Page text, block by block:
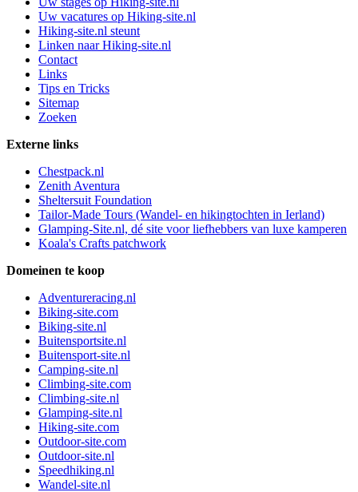
Uw vacatures op Hiking-site.nl
Hiking-site.nl steunt
Linken naar Hiking-site.nl
Contact
Links
Tips en Tricks
Sitemap
Zoeken
Externe links
Chestpack.nl
Zenith Aventura
Sheltersuit Foundation
Tailor-Made Tours (Wandel- en hikingtochten in Ierland)
Glamping-Site.nl, dé site voor liefhebbers van luxe kamperen
Koala's Crafts patchwork
Domeinen te koop
Adventureracing.nl
Biking-site.com
Biking-site.nl
Buitensportsite.nl
Buitensport-site.nl
Camping-site.nl
Climbing-site.com
Climbing-site.nl
Glamping-site.nl
Hiking-site.com
Outdoor-site.com
Outdoor-site.nl
Speedhiking.nl
Wandel-site.nl